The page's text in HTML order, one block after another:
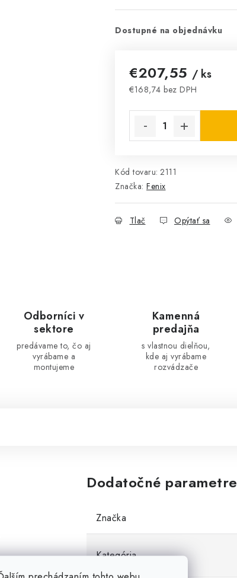
Dostupné na objednávku
€207,55 / ks
€168,74 bez DPH
Kód tovaru: 2111
Značka: Fenix
Tlač Opýtať sa
Odborníci v
sektore
predávame to, čo aj
vyrábame a
montujeme
Kamenná
predajňa
s vlastnou dielňou,
kde aj vyrábame
rozvádzače
Dodatočné parametre
Značka
Kategória